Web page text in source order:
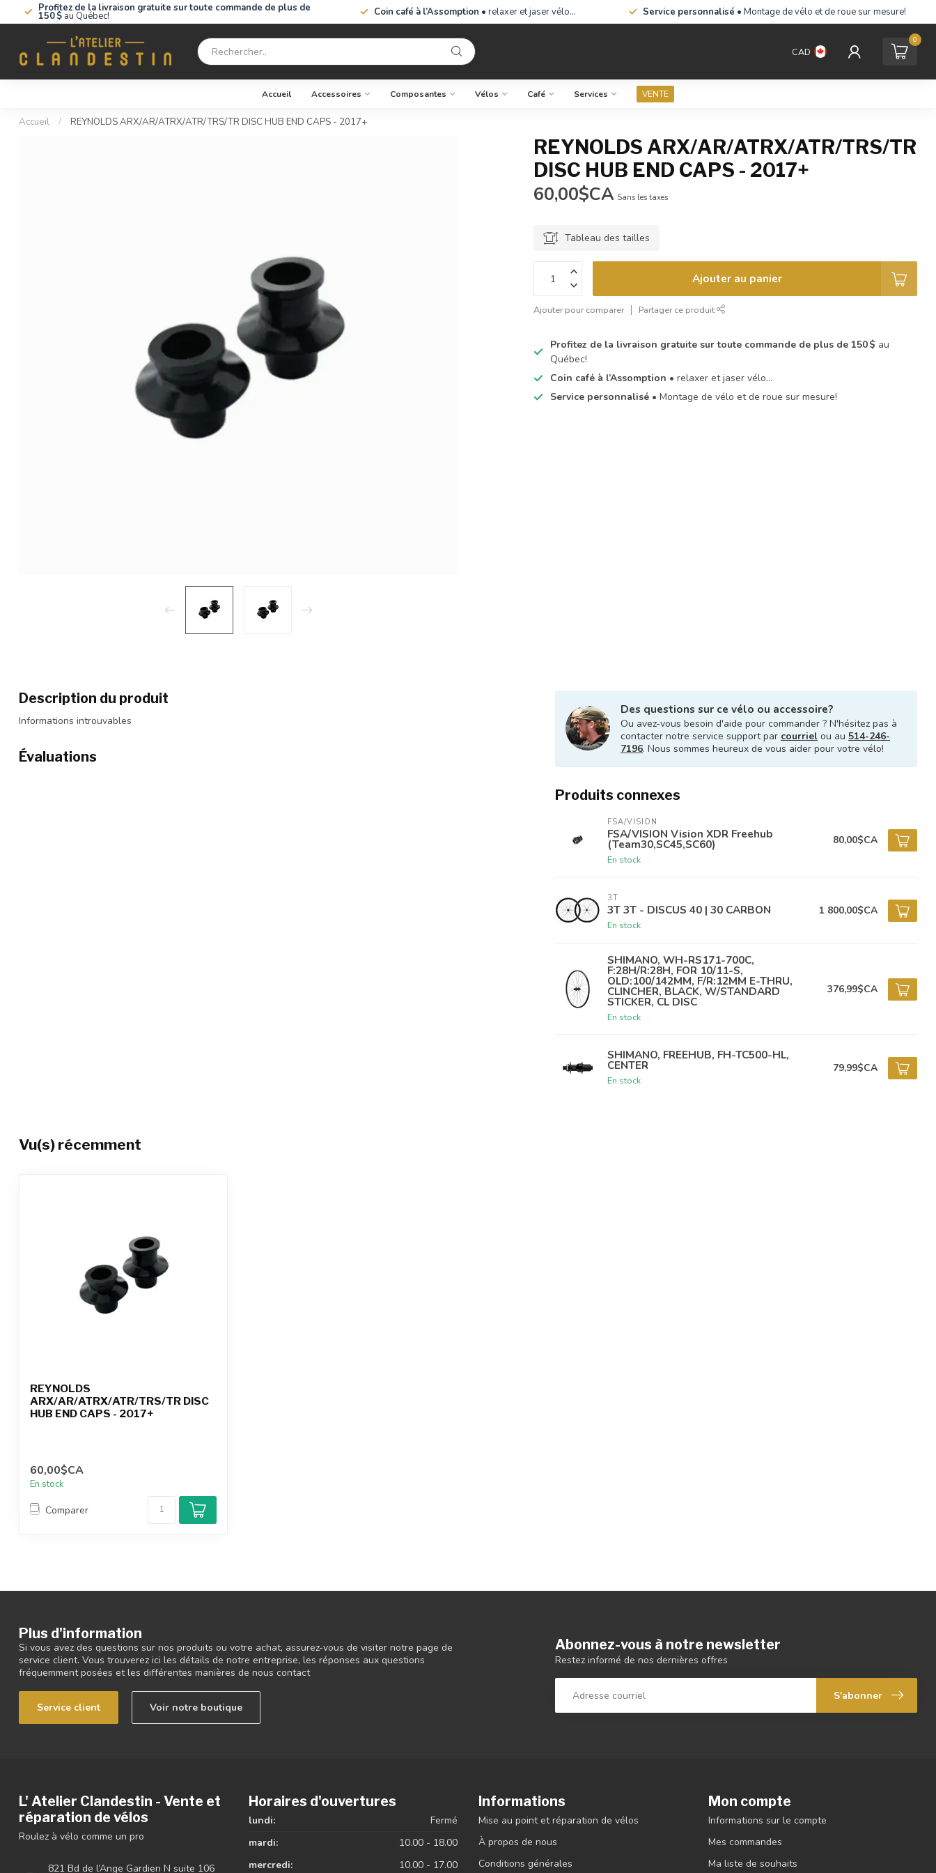
Profitez de la livraison gratuite sur toute commande de plus de
150 $ au Québec! Coin café à l’Assomption • relaxer et jaser vélo… Service personnalisé • Montage de vélo et de roue sur mesure!
CAD
0
Accueil Accessoires Composantes Vélos Café Services VENTE
Accueil / REYNOLDS ARX/AR/ATRX/ATR/TRS/TR DISC HUB END CAPS - 2017+
REYNOLDS ARX/AR/ATRX/ATR/TRS/TR
DISC HUB END CAPS - 2017+
60,00$CA Sans les taxes
Tableau des tailles
Ajouter au panier
Ajouter pour comparer Partager ce produit
Profitez de la livraison gratuite sur toute commande de plus de 150 $ au
Québec!
Coin café à l’Assomption • relaxer et jaser vélo…
Service personnalisé • Montage de vélo et de roue sur mesure!
Description du produit
Informations introuvables
Évaluations
Des questions sur ce vélo ou accessoire?
Ou avez-vous besoin d'aide pour commander ? N'hésitez pas à
contacter notre service support par courriel ou au 514-246-
7196. Nous sommes heureux de vous aider pour votre vélo!
Produits connexes
FSA/VISION
FSA/VISION Vision XDR Freehub
(Team30,SC45,SC60)
En stock
80,00$CA
3T
3T 3T - DISCUS 40 | 30 CARBON
En stock
1 800,00$CA
SHIMANO, WH-RS171-700C,
F:28H/R:28H, FOR 10/11-S,
OLD:100/142MM, F/R:12MM E-THRU,
CLINCHER, BLACK, W/STANDARD
STICKER, CL DISC
En stock
376,99$CA
SHIMANO, FREEHUB, FH-TC500-HL,
CENTER
En stock
79,99$CA
Vu(s) récemment
REYNOLDS
ARX/AR/ATRX/ATR/TRS/TR DISC
HUB END CAPS - 2017+
60,00$CA
En stock
Comparer
Plus d'information
Si vous avez des questions sur nos produits ou votre achat, assurez-vous de visiter notre page de
service client. Vous trouverez ici les détails de notre entreprise, les réponses aux questions
fréquemment posées et les différentes manières de nous contact
Service client Voir notre boutique
Abonnez-vous à notre newsletter
Restez informé de nos dernières offres
S'abonner
L' Atelier Clandestin - Vente et
réparation de vélos
Roulez à vélo comme un pro
821 Bd de l’Ange Gardien N suite 106
Horaires d'ouvertures
lundi:
Fermé
mardi:
10.00 - 18.00
mercredi:
10.00 - 17.00
Informations
Mise au point et réparation de vélos
À propos de nous
Conditions générales
Mon compte
Informations sur le compte
Mes commandes
Ma liste de souhaits